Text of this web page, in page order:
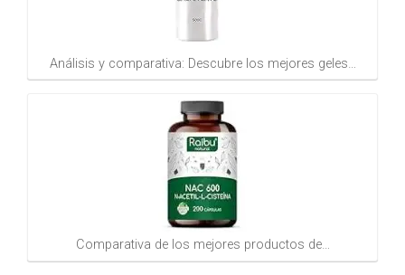
Análisis y comparativa: Descubre los mejores geles…
Comparativa de los mejores productos de…